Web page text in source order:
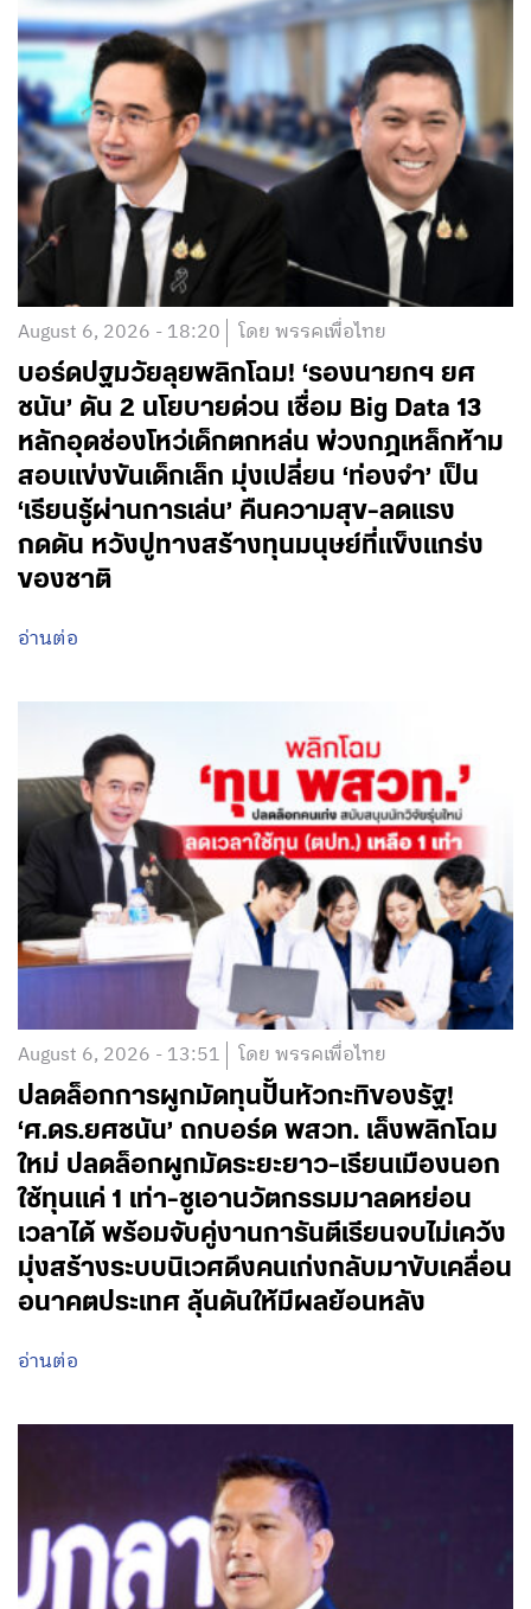
August 6, 2026 - 18:20 โดย พรรคเพื่อไทย
บอร์ดปฐมวัยลุยพลิกโฉม! ‘รองนายกฯ ยศ
ชนัน’ ดัน 2 นโยบายด่วน เชื่อม Big Data 13
หลักอุดช่องโหว่เด็กตกหล่น พ่วงกฎเหล็กห้าม
สอบแข่งขันเด็กเล็ก มุ่งเปลี่ยน ‘ท่องจำ’ เป็น
‘เรียนรู้ผ่านการเล่น’ คืนความสุข-ลดแรง
กดดัน หวังปูทางสร้างทุนมนุษย์ที่แข็งแกร่ง
ของชาติ
อ่านต่อ
August 6, 2026 - 13:51 โดย พรรคเพื่อไทย
ปลดล็อกการผูกมัดทุนปั้นหัวกะทิของรัฐ!
‘ศ.ดร.ยศชนัน’ ถกบอร์ด พสวท. เล็งพลิกโฉม
ใหม่ ปลดล็อกผูกมัดระยะยาว-เรียนเมืองนอก
ใช้ทุนแค่ 1 เท่า-ชูเอานวัตกรรมมาลดหย่อน
เวลาได้ พร้อมจับคู่งานการันตีเรียนจบไม่เคว้ง
มุ่งสร้างระบบนิเวศดึงคนเก่งกลับมาขับเคลื่อน
อนาคตประเทศ ลุ้นดันให้มีผลย้อนหลัง
อ่านต่อ